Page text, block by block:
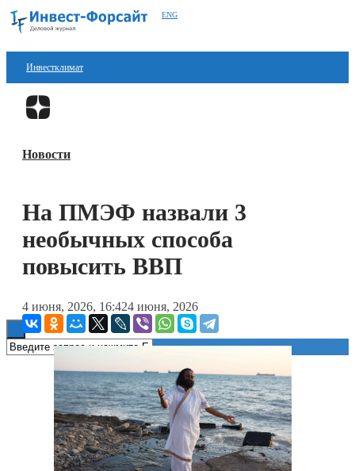
ENG
Инвестклимат
Финансы
Блокчейн
Новости
На ПМЭФ назвали 3
необычных способа
повысить ВВП
4 июня, 2026, 16:424 июня, 2026